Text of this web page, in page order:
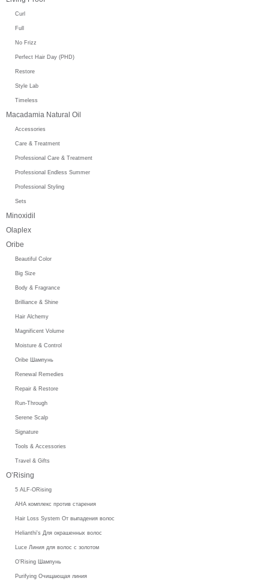
Curl
Full
No Frizz
Perfect Hair Day (PHD)
Restore
Style Lab
Timeless
Macadamia Natural Oil
Accessories
Care & Treatment
Professional Care & Treatment
Professional Endless Summer
Professional Styling
Sets
Minoxidil
Olaplex
Oribe
Beautiful Color
Big Size
Body & Fragrance
Brilliance & Shine
Hair Alchemy
Magnificent Volume
Moisture & Control
Oribe Шампунь
Renewal Remedies
Repair & Restore
Run-Through
Serene Scalp
Signature
Tools & Accessories
Travel & Gifts
O’Rising
5 ALF-ORising
AHA комплекс против старения
Hair Loss System От выпадения волос
Helianthi's Для окрашенных волос
Luce Линия для волос с золотом
O’Rising Шампунь
Purifying Очищающая линия